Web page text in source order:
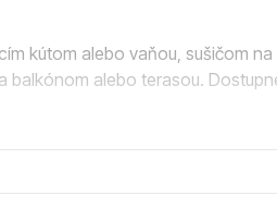
kútom alebo vaňou, sušičom
balkónom alebo terasou.
bazénov, toboganov, vnútorného